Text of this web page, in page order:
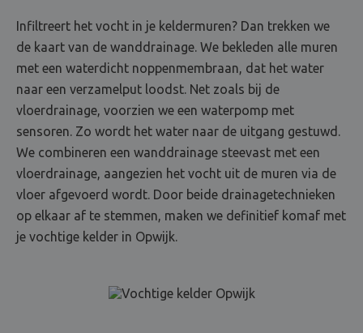
Infiltreert het vocht in je keldermuren? Dan trekken we
de kaart van de wanddrainage. We bekleden alle muren
met een waterdicht noppenmembraan, dat het water
naar een verzamelput loodst. Net zoals bij de
vloerdrainage, voorzien we een waterpomp met
sensoren. Zo wordt het water naar de uitgang gestuwd.
We combineren een wanddrainage steevast met een
vloerdrainage, aangezien het vocht uit de muren via de
vloer afgevoerd wordt. Door beide drainagetechnieken
op elkaar af te stemmen, maken we definitief komaf met
je vochtige kelder in Opwijk.